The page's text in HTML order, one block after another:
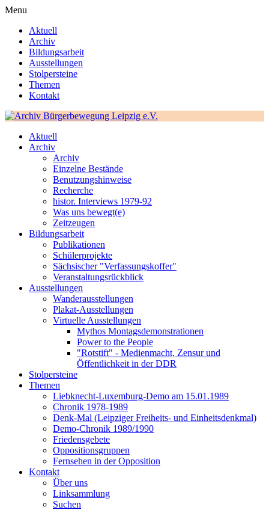
Menu
Aktuell
Archiv
Bildungsarbeit
Ausstellungen
Stolpersteine
Themen
Kontakt
Aktuell
Archiv
Archiv
Einzelne Bestände
Benutzungshinweise
Recherche
histor. Interviews 1979-92
Was uns bewegt(e)
Zeitzeugen
Bildungsarbeit
Publikationen
Schülerprojekte
Sächsischer "Verfassungskoffer"
Veranstaltungsrückblick
Ausstellungen
Wanderausstellungen
Plakat-Ausstellungen
Virtuelle Ausstellungen
Mythos Montagsdemonstrationen
Power to the People
"Rotstift" - Medienmacht, Zensur und
Öffentlichkeit in der DDR
Stolpersteine
Themen
Liebknecht-Luxemburg-Demo am 15.01.1989
Chronik 1978-1989
Denk-Mal (Leipziger Freiheits- und Einheitsdenkmal)
Demo-Chronik 1989/1990
Friedensgebete
Oppositionsgruppen
Fernsehen in der Opposition
Kontakt
Über uns
Linksammlung
Suchen